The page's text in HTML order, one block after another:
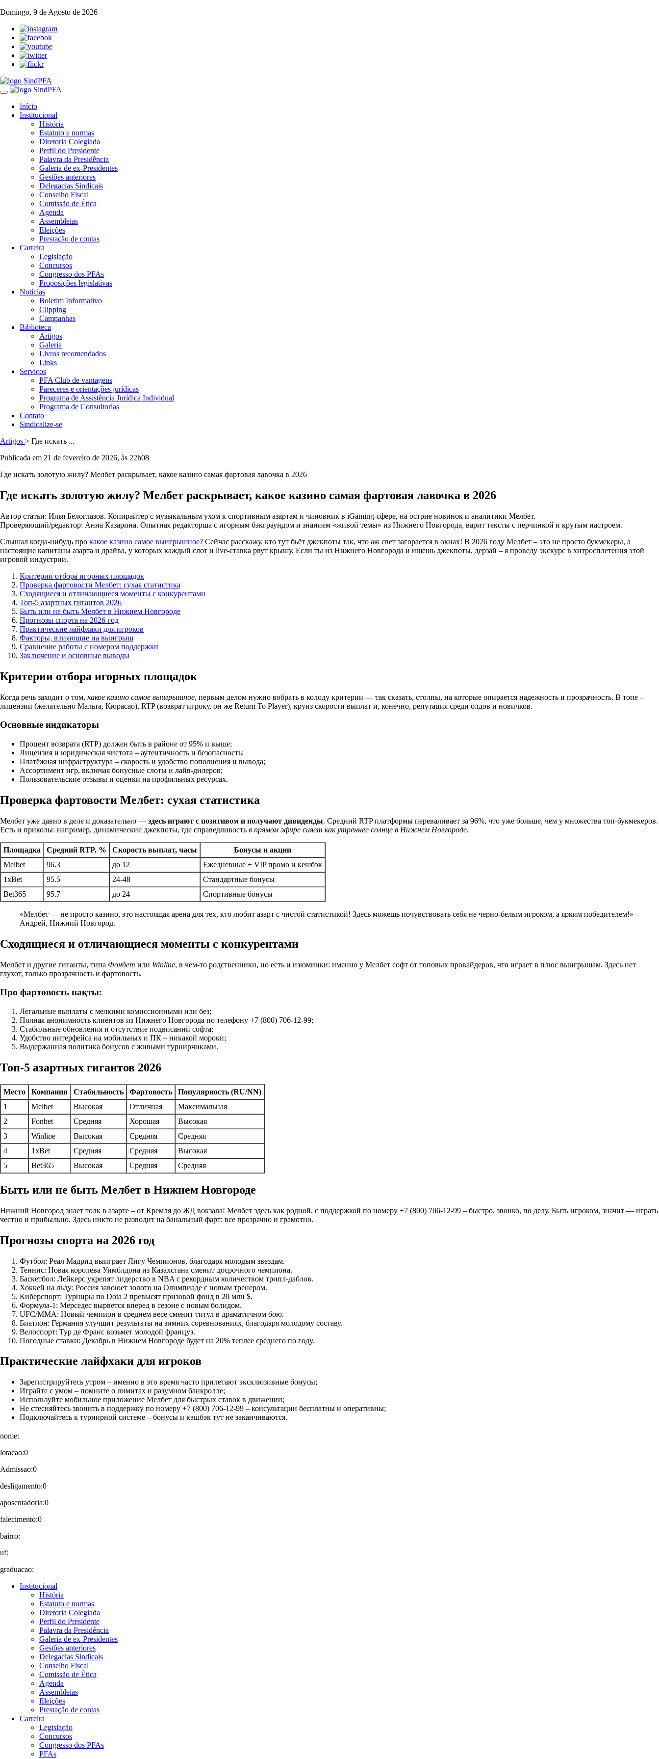
Domingo, 9 de Agosto de 2026
Toggle
navigation
Início
Institucional
História
Estatuto e normas
Diretoria Colegiada
Perfil do Presidente
Palavra da Presidência
Galeria de ex-Presidentes
Gestões anteriores
Delegacias Sindicais
Conselho Fiscal
Comissão de Ética
Agenda
Assembleias
Eleições
Prestação de contas
Carreira
Legislação
Concursos
Congresso dos PFAs
Proposições legislativas
Notícias
Boletim Informativo
Clipping
Campanhas
Biblioteca
Artigos
Galeria
Livros recomendados
Links
Serviços
PFA Club de vantagens
Pareceres e orientações jurídicas
Programa de Assistência Jurídica Individual
Programa de Consultorias
Contato
Sindicalize-se
Artigos > Где искать ...
Publicada em 21 de fevereiro de 2026, às 22h08
Где искать золотую жилу? Мелбет раскрывает, какое казино самая фартовая лавочка в 2026
Где искать золотую жилу? Мелбет раскрывает, какое казино самая фартовая лавочка в 2026
Автор статьи: Илья Белоглазов. Копирайтер с музыкальным ухом к спортивным азартам и чиновник в iGaming-сфере, на острие новинок и аналитики Мелбет.
Проверяющий/редактор: Анна Казарина. Опытная редакторша с игорным бэкграундом и знанием «живой темы» из Нижнего Новгорода, варит тексты с перчинкой и крутым настроем.
Слышал когда-нибудь про какое казино самое выигрышное? Сейчас расскажу, кто тут бьёт джекпоты так, что аж свет загорается в окнах! В 2026 году Мелбет – это не просто букмекеры, а
настоящие капитаны азарта и драйва, у которых каждый слот и live-ставка рвут крышу. Если ты из Нижнего Новгорода и ищешь джекпоты, дерзай – я проведу экскурс в хитросплетения этой
игровой индустрии.
Критерии отбора игорных площадок
Проверка фартовости Мелбет: сухая статистика
Сходящиеся и отличающиеся моменты с конкурентами
Топ-5 азартных гигантов 2026
Быть или не быть Мелбет в Нижнем Новгороде
Прогнозы спорта на 2026 год
Практические лайфхаки для игроков
Факторы, влияющие на выигрыш
Сравнение работы с номером поддержки
Заключение и основные выводы
Критерии отбора игорных площадок
Когда речь заходит о том, какое казино самое выигрышное, первым делом нужно вобрать в колоду критерии — так сказать, столпы, на которые опирается надежность и прозрачность. В топе –
лицензии (желательно Мальта, Кюрасао), RTP (возврат игроку, он же Return To Player), круиз скорости выплат и, конечно, репутация среди олдов и новичков.
Основные индикаторы
Процент возврата (RTP) должен быть в районе от 95% и выше;
Лицензия и юридическая чистота – аутентичность и безопасность;
Платёжная инфраструктура – скорость и удобство пополнения и вывода;
Ассортимент игр, включая бонусные слоты и лайв-дилеров;
Пользовательские отзывы и оценки на профильных ресурсах.
Проверка фартовости Мелбет: сухая статистика
Мелбет уже давно в деле и доказательно — здесь играют с позитивом и получают дивиденды. Средний RTP платформы переваливает за 96%, что уже больше, чем у множества топ-букмекеров.
Есть и приколы: например, динамические джекпоты, где справедливость в прямом эфире сияет как утреннее солнце в Нижнем Новгороде.
Площадка Средний RTP, % Скорость выплат, часы
Бонусы и акции
Melbet
96.3 до 12
Ежедневные + VIP промо и кешбэк
1xBet
95.5 24-48
Стандартные бонусы
Bet365
95.7 до 24 Спортивные бонусы
«Мелбет — не просто казино, это настоящая арена для тех, кто любит азарт с чистой статистикой! Здесь можешь почувствовать себя не черно-белым игроком, а ярким победителем!» –
Андрей, Нижний Новгород.
Сходящиеся и отличающиеся моменты с конкурентами
Мелбет и другие гиганты, типа Фонбет или Winline, в чем-то родственники, но есть и изюминки: именно у Мелбет софт от топовых провайдеров, что играет в плюс выигрышам. Здесь нет
глухот, только прозрачность и фартовость.
Про фартовость нақты:
Легальные выплаты с мелкими комиссионными или без;
Полная анонимность клиентов из Нижнего Новгорода по телефону +7 (800) 706-12-99;
Стабильные обновления и отсутствие подвисаний софта;
Удобство интерфейса на мобильных и ПК – никакой мороки;
Выдержанная политика бонусов с живыми турнирчиками.
Топ-5 азартных гигантов 2026
Место Компания Стабильность Фартовость
Популярность (RU/NN)
1
Melbet Высокая Отличная
Максимальная
2
Fonbet Средняя Хорошая
Высокая
3
Winline Высокая Средняя
Средняя
4
1xBet Средняя Средняя
Высокая
5
Bet365 Высокая Средняя Средняя
Быть или не быть Мелбет в Нижнем Новгороде
Нижний Новгород знает толк в азарте – от Кремля до ЖД вокзала! Мелбет здесь как родной, с поддержкой по номеру +7 (800) 706-12-99 – быстро, звонко, по делу. Быть игроком, значит — играть
честно и прибыльно. Здесь никто не разводит на банальный фарт: все прозрачно и грамотно.
Прогнозы спорта на 2026 год
Футбол: Реал Мадрид выиграет Лигу Чемпионов, благодаря молодым звездам.
Теннис: Новая королева Уимблдона из Казахстана сменит досрочного чемпиона.
Баскетбол: Лейкерс укрепят лидерство в NBA с рекордным количеством трипл-даблов.
Хоккей на льду: Россия завоюет золото на Олимпиаде с новым тренером.
Киберспорт: Турниры по Dota 2 превысят призовой фонд в 20 млн $.
Формула-1: Мерседес вырвется вперед в сезоне с новым болидом.
UFC/MMA: Новый чемпион в среднем весе сменит титул в драматичном бою.
Биатлон: Германия улучшит результаты на зимних соревнованиях, благодаря молодому составу.
Велоспорт: Тур де Франс возьмет молодой француз.
Погодные ставки: Декабрь в Нижнем Новгороде будет на 20% теплее среднего по году.
Практические лайфхаки для игроков
Зарегистрируйтесь утром – именно в это время часто прилетают эксклюзивные бонусы;
Играйте с умом – помните о лимитах и разумном банкролле;
Используйте мобильное приложение Мелбет для быстрых ставок в движении;
Не стесняйтесь звонить в поддержку по номеру +7 (800) 706-12-99 – консультации бесплатны и оперативны;
Подключайтесь к турнирной системе – бонусы и кэшбэк тут не заканчиваются.
nome:
lotacao:0
Admissao:0
desligamento:0
aposentadoria:0
falecimento:0
bairro:
uf:
graduacao:
Institucional
História
Estatuto e normas
Diretoria Colegiada
Perfil do Presidente
Palavra da Presidência
Galeria de ex-Presidentes
Gestões anteriores
Delegacias Sindicais
Conselho Fiscal
Comissão de Ética
Agenda
Assembleias
Eleições
Prestação de contas
Carreira
Legislação
Concursos
Congresso dos PFAs
PFAs